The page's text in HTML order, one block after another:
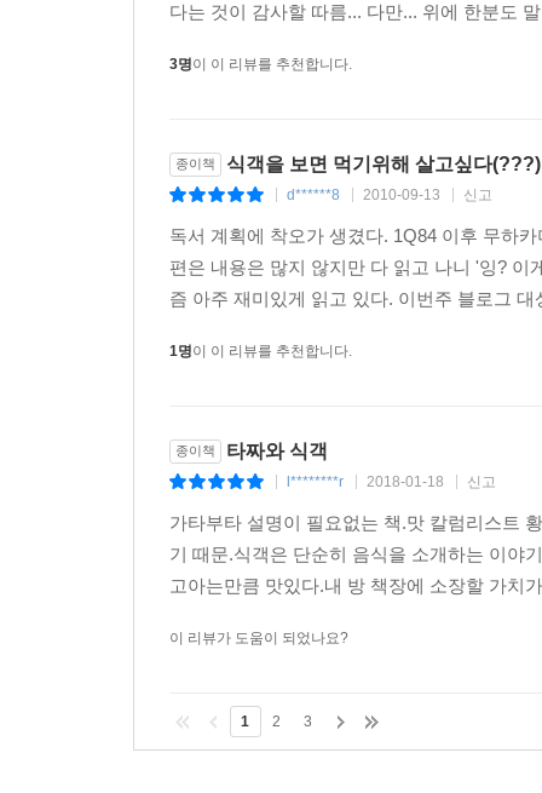
다는 것이 감사할 따름... 다만... 위에 한분도
3명이 이 리뷰를 추천합니다.
종이책 식객을 보면 먹기위해 살고싶다(???)
d******8 2010-09-13 신고
독서 계획에 착오가 생겼다. 1Q84 이후 무하
편은 내용은 많지 않지만 다 읽고 나니 '잉?
즘 아주 재미있게 읽고 있다. 이번주 블로그
1명이 이 리뷰를 추천합니다.
종이책 타짜와 식객
l********r 2018-01-18 신고
가타부타 설명이 필요없는 책.맛 칼럼리스트
기 때문.식객은 단순히 음식을 소개하는 이야
고아는만큼 맛있다.내 방 책장에 소장할 가치
이 리뷰가 도움이 되었나요?
1 2 3